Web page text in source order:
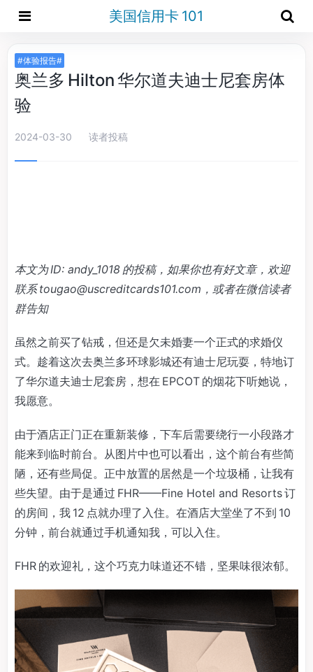
美国信用卡 101
#体验报告#
奥兰多 Hilton 华尔道夫迪士尼套房体
验
2024-03-30 读者投稿
本文为 ID: andy_1018 的投稿，如果你也有好文章，欢迎
联系tougao@uscreditcards101.com ，或者在微信读者
群告知
虽然之前买了钻戒，但还是欠未婚妻一个正式的求婚仪
式。趁着这次去奥兰多环球影城还有迪士尼玩耍，特地订
了华尔道夫迪士尼套房，想在 EPCOT 的烟花下听她说，
我愿意。
由于酒店正门正在重新装修，下车后需要绕行一小段路才
能来到临时前台。从图片中也可以看出，这个前台有些简
陋，还有些局促。正中放置的居然是一个垃圾桶，让我有
些失望。由于是通过 FHR——Fine Hotel and Resorts 订
的房间，我 12 点就办理了入住。在酒店大堂坐了不到 10
分钟，前台就通过手机通知我，可以入住。
FHR 的欢迎礼，这个巧克力味道还不错，坚果味很浓郁。